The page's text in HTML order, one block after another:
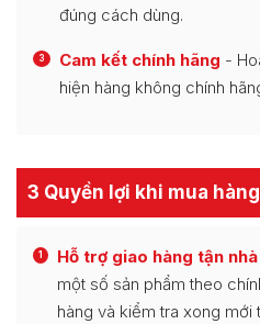
đúng cách dùng.
3 Cam kết chính hãng -
hiện hàng không chính
3 Quyền lợi khi mua
1 Hỗ trợ giao hàng tận nhà
một số sản phẩm theo
hàng và kiểm tra xong mới